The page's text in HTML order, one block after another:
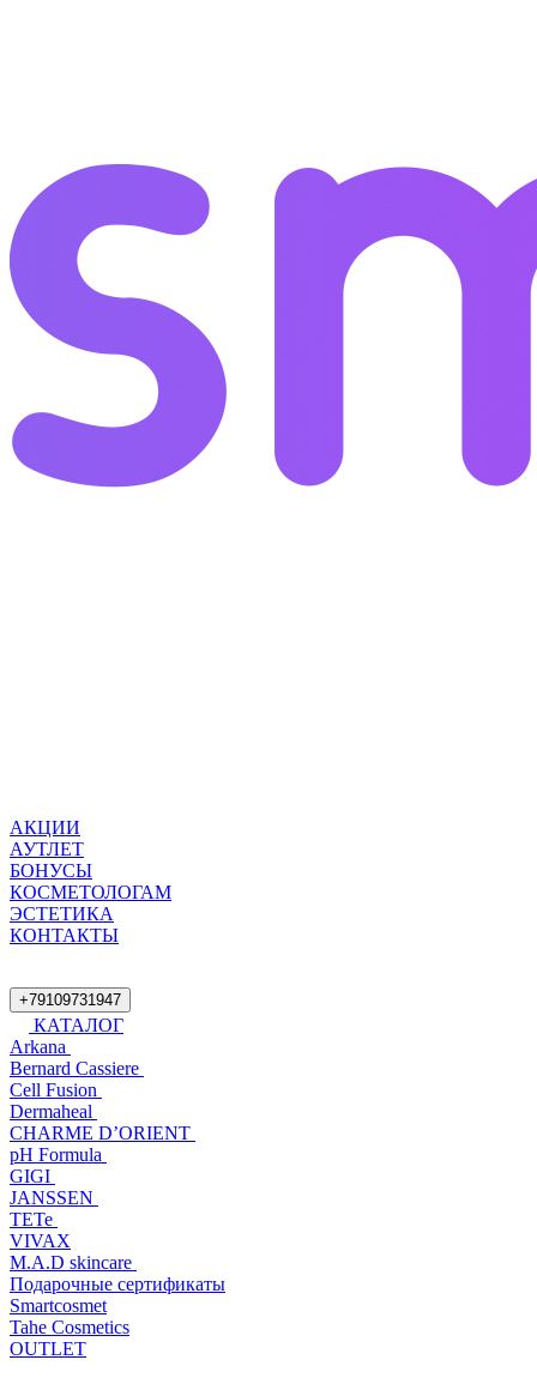
АКЦИИ
АУТЛЕТ
БОНУСЫ
КОСМЕТОЛОГАМ
ЭСТЕТИКА
КОНТАКТЫ
+79109731947
КАТАЛОГ
Arkana
Bernard Cassiere
Cell Fusion
Dermaheal
CHARME D’ORIENT
pH Formula
GIGI
JANSSEN
TETe
VIVAX
M.A.D skincare
Подарочные сертификаты
Smartcosmet
Tahe Cosmetics
OUTLET